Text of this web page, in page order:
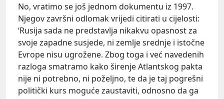
No, vratimo se još jednom dokumentu iz 1997.
Njegov završni odlomak vrijedi citirati u cijelosti:
‘Rusija sada ne predstavlja nikakvu opasnost za
svoje zapadne susjede, ni zemlje srednje i istočne
Evrope nisu ugrožene. Zbog toga i već navedenih
razloga smatramo kako širenje Atlantskog pakta
nije ni potrebno, ni poželjno, te da je taj pogrešni
politički kurs moguće zaustaviti, odnosno da ga